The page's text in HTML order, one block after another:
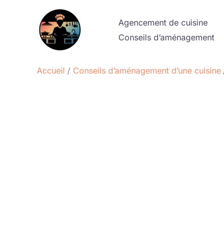
Agencement de cuisine
Conseils d’aménagement
Accueil Conseils d’aménagement d’une cuisine